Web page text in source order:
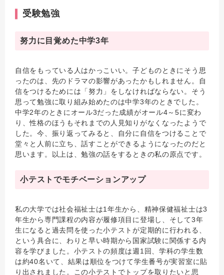
受験勉強
努力に目覚めた中学3年
自信をもっている人はかっこいい。子どものときにそう思
ったのは、先のドラマの影響があったかもしれません。自
信をつけるためには「努力」をしなければならない。そう
思って勉強に取り組み始めたのは中学3年のときでした。
中学2年のときにオール3だった成績がオール4～5に変わ
り、性格のほうもそれまでの人見知りがなくなったようで
した。今、振り返ってみると、自分に自信をつけることで
堂々と人前に立ち、話すことができるようになったのだと
思います。以上は、勉強の話をするときの私の原点です。
小テストでモチベーションアップ
私の大学では社会福祉士は1年生から、精神保健福祉士は3
年生から専門課程の内容が履修項目に登場し、そして3年
生になると過去問を使った小テストが定期的に行われる、
という具合に、わりと早い時期から国家試験に関係する内
容を学びました。小テストの頻度は週1回、学科の学生数
は約40名いて、結果は順位をつけて学生番号が実習室に貼
り出されました。この小テストでトップを取りたいと思